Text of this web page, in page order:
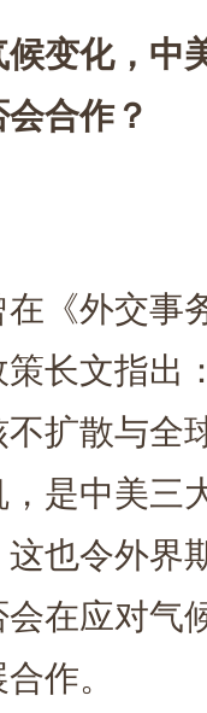
候变化，中
合作？
在《外交事
策长文指出
扩散与全
，是中美三
也令外界
会在应对气
作。